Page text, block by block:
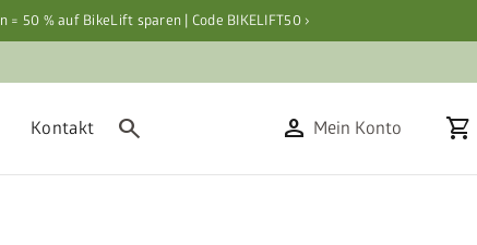
= 50 % auf BikeLift sparen | Code BIKELIFT50 ›
Kontakt search person Mein Konto shopping_cart